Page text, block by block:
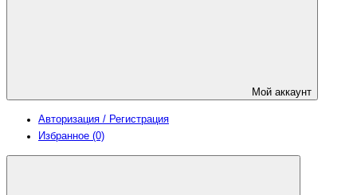
Мой аккаунт
Авторизация / Регистрация
Избранное (0)